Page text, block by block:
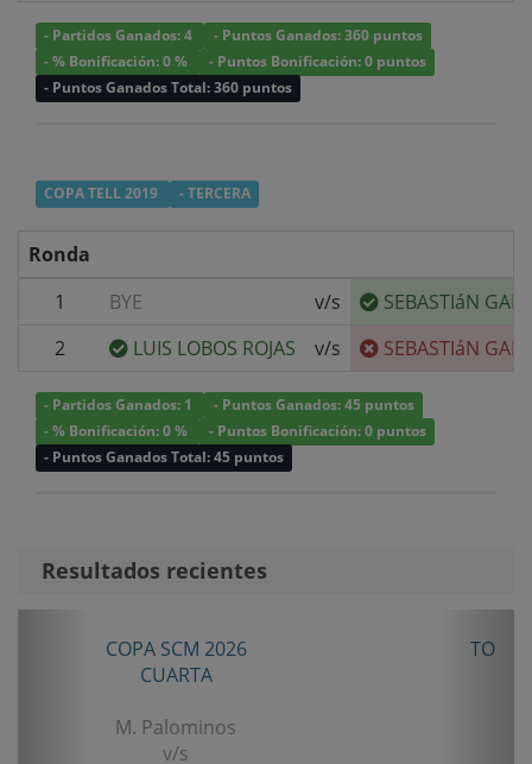
- Partidos Ganados: 4
- Puntos Ganados: 360 puntos
- % Bonificación: 0 %
- Puntos Bonificación: 0 puntos
- Puntos Ganados Total: 360 puntos
COPA TELL 2019 - TERCERA
Ronda
1
BYE v/s
SEBASTIáN
2
LUIS LOBOS ROJAS v/s SEBASTIáN
- Partidos Ganados: 1
- Puntos Ganados: 45 puntos
- % Bonificación: 0 %
- Puntos Bonificación: 0 puntos
- Puntos Ganados Total: 45 puntos
Resultados recientes
TORNEO ANIVERSARIO LA LIGUA 2026
SENIOR TERCERA
B. Castillo